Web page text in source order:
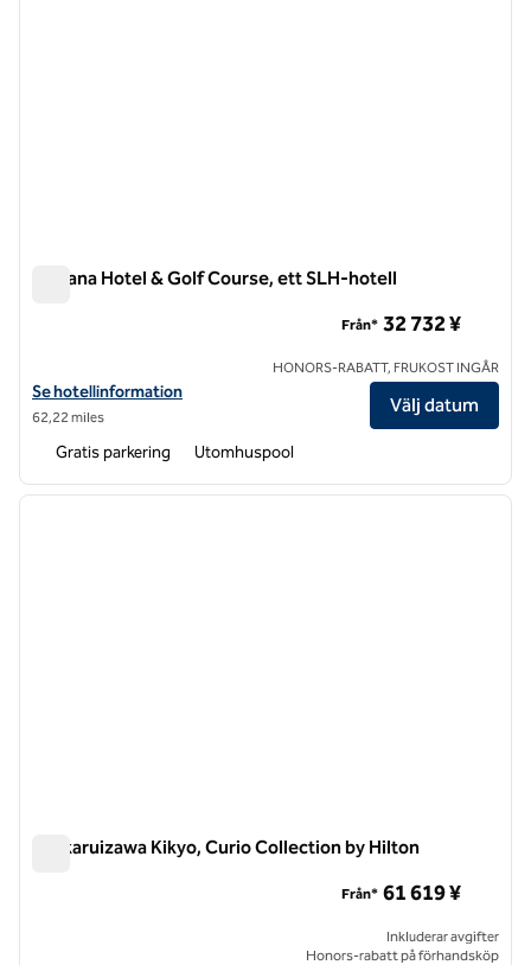
Kawana Hotel & Golf Course, ett SLH-hotell
Visa hotelluppgifter för Kawana Hotel & Golf Course, ett SLH Hotel
Se hotellinformation
62,22 miles
Från* 32 732 ¥
HONORS-RABATT, FRUKOST INGÅR
Välj datum
Gratis parkering Utomhuspool
1 av 12
nästa
Kyukaruizawa Kikyo, Curio Collection by Hilton
Från* 61 619 ¥
Inkluderar avgifter
Honors-rabatt på förhandsköp